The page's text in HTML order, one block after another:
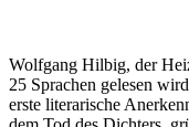
Wolfgang Hilbig, der
25 Sprachen gelesen
erste literarische